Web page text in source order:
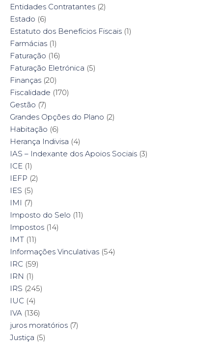
Entidades Contratantes (2)
Estado (6)
Estatuto dos Benefícios Fiscais (1)
Farmácias (1)
Faturação (16)
Faturação Eletrónica (5)
Finanças (20)
Fiscalidade (170)
Gestão (7)
Grandes Opções do Plano (2)
Habitação (6)
Herança Indivisa (4)
IAS – Indexante dos Apoios Sociais (3)
ICE (1)
IEFP (2)
IES (5)
IMI (7)
Imposto do Selo (11)
Impostos (14)
IMT (11)
Informações Vinculativas (54)
IRC (59)
IRN (1)
IRS (245)
IUC (4)
IVA (136)
juros moratórios (7)
Justiça (5)